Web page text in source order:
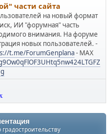
части сайта
на новый формат
ИИ "форумная" часть
внимания. На форуме
новых пользователей. -
t.me/ForumGenplana- МАХ